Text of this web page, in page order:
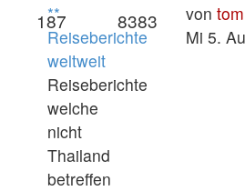
**
Reiseberichte
weltweit
Reiseberichte
welche
nicht
Thailand
betreffen
187 8383 von tom
Mi 5.